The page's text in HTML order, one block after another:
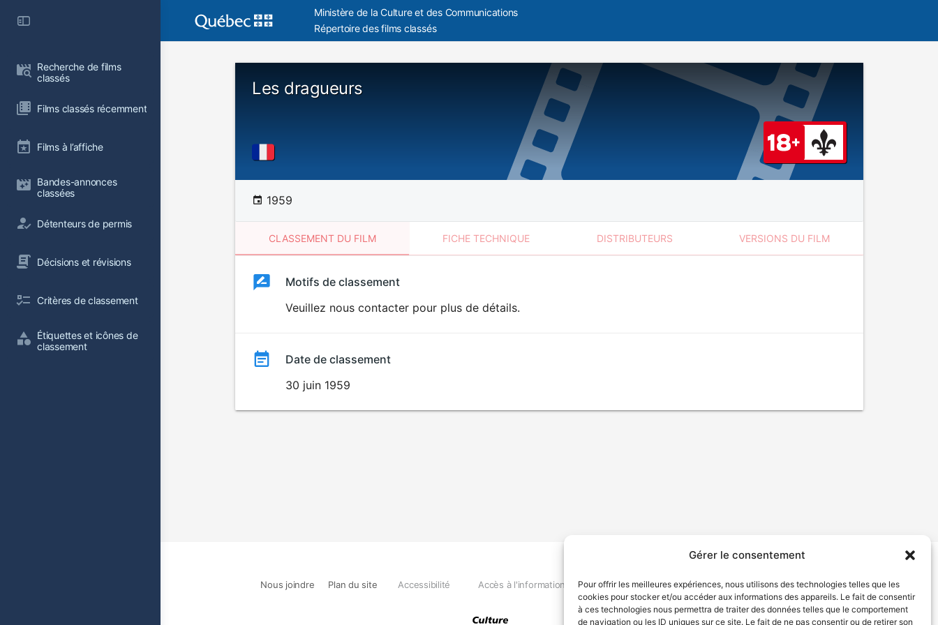
Gérer le consentement
Pour offrir les meilleures expériences, nous utilisons des technologies telles que les
cookies pour stocker et/ou accéder aux informations des appareils. Le fait de consentir
à ces technologies nous permettra de traiter des données telles que le comportement
de navigation ou les ID uniques sur ce site. Le fait de ne pas consentir ou de retirer son
Recherche de films
classés
Films classés récemment
Films à l’affiche
Bandes-annonces
classées
Détenteurs de permis
Décisions et révisions
Critères de classement
Étiquettes et icônes de
classement
Ministère de la Culture et des Communications
Répertoire des films classés
Les dragueurs
1959
CLASSEMENT DU FILM FICHE TECHNIQUE DISTRIBUTEURS VERSIONS DU FILM
ClassementClassement
Motifs de classement
Veuillez nous contacter pour plus de détails.
Date de classement
30 juin 1959
Nous joindre Plan du site Accessibilité Accès à l'information Déclaration de services Politique de confidentialité